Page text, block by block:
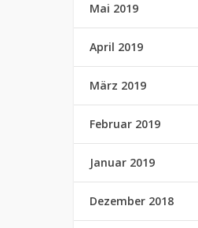
Mai 2019
April 2019
März 2019
Februar 2019
Januar 2019
Dezember 2018